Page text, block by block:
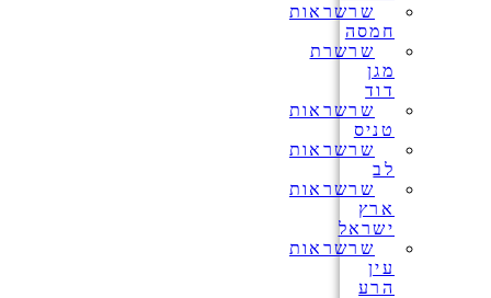
שרשראות
חמסה
שרשרת
מגן
דוד
שרשראות
טניס
שרשראות
לב
שרשראות
ארץ
ישראל
שרשראות
עין
הרע